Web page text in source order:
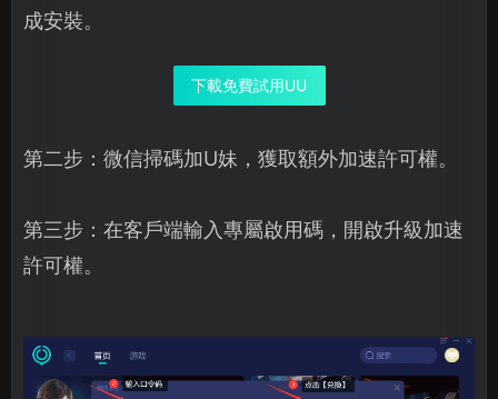
成安裝。
下載免費試用UU
第二步：微信掃碼加U妹，獲取額外加速許可權。
第三步：在客戶端輸入專屬啟用碼，開啟升級加速
許可權。